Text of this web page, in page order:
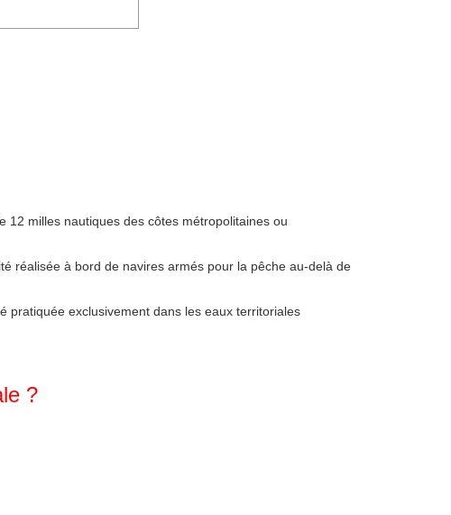
12 milles nautiques des côtes métropolitaines ou
réalisée à bord de navires armés pour la pêche au-delà de
pratiquée exclusivement dans les eaux territoriales
?